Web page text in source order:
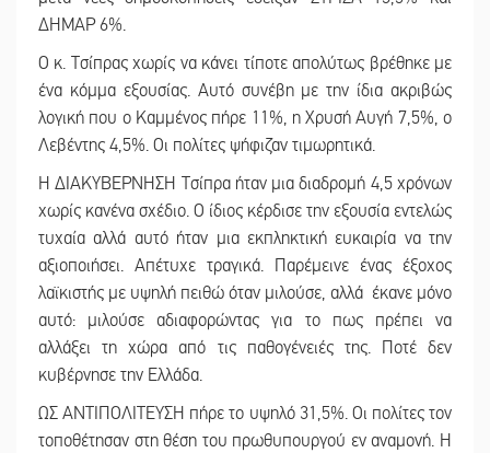
ΔΗΜΑΡ 6%.
Ο κ. Τσίπρας χωρίς να κάνει τίποτε απολύτως βρέθηκε με
ένα κόμμα εξουσίας. Αυτό συνέβη με την ίδια ακριβώς
λογική που ο Καμμένος πήρε 11%, η Χρυσή Αυγή 7,5%, ο
Λεβέντης 4,5%. Οι πολίτες ψήφιζαν τιμωρητικά.
Η ΔΙΑΚΥΒΕΡΝΗΣΗ Τσίπρα ήταν μια διαδρομή 4,5 χρόνων
χωρίς κανένα σχέδιο. Ο ίδιος κέρδισε την εξουσία εντελώς
τυχαία αλλά αυτό ήταν μια εκπληκτική ευκαιρία να την
αξιοποιήσει. Απέτυχε τραγικά. Παρέμεινε ένας έξοχος
λαϊκιστής με υψηλή πειθώ όταν μιλούσε, αλλά έκανε μόνο
αυτό: μιλούσε αδιαφορώντας για το πως πρέπει να
αλλάξει τη χώρα από τις παθογένειές της. Ποτέ δεν
κυβέρνησε την Ελλάδα.
ΩΣ ΑΝΤΙΠΟΛΙΤΕΥΣΗ πήρε το υψηλό 31,5%. Οι πολίτες τον
τοποθέτησαν στη θέση του πρωθυπουργού εν αναμονή. Η